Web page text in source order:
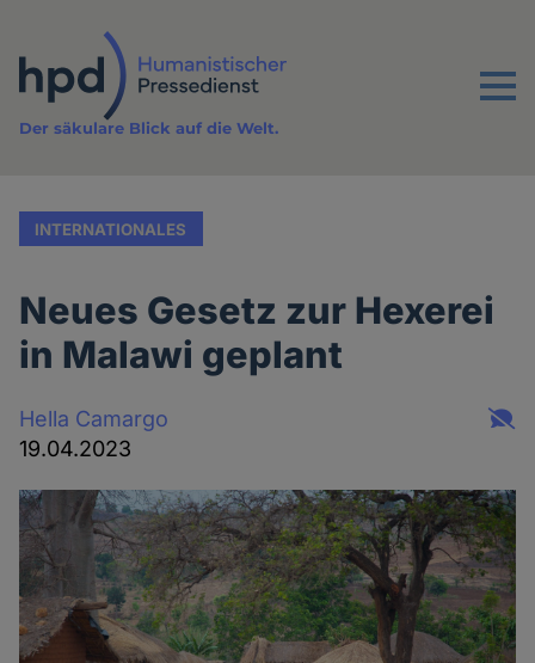
Inhalt
Menu
Der säkulare Blick auf die Welt.
INTERNATIONALES
Neues Gesetz zur Hexerei
in Malawi geplant
Hella Camargo
19.04.2023